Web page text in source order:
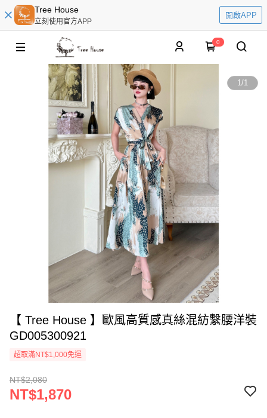
Tree House
立刻使用官方APP
開啟APP
0
1/1
【 Tree House 】歐風高質感真絲混紡繫腰洋裝
GD005300921
超取滿NT$1,000免運
NT$2,080
NT$1,870